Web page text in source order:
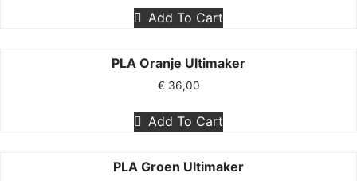
Add To Cart
PLA Oranje Ultimaker
€ 36,00
Add To Cart
PLA Groen Ultimaker